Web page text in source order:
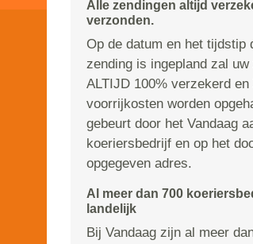
Alle zendingen altijd
verzonden.
Op de datum en het tijdstip
zending is ingepland zal uw
ALTIJD 100% verzekerd en
voorrijkosten worden
gebeurt door het Vandaag
koeriersbedrijf en op het
opgegeven adres.
Al meer dan 700
landelijk
Bij Vandaag zijn al meer